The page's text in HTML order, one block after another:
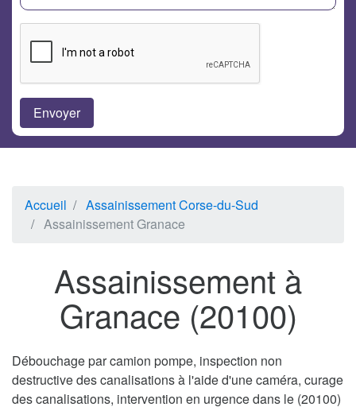
Accueil
Assainissement Corse-du-Sud
Assainissement Granace
Assainissement à
Granace (20100)
Débouchage par camion pompe, inspection non
destructive des canalisations à l'aide d'une caméra, curage
des canalisations, intervention en urgence dans le (20100)